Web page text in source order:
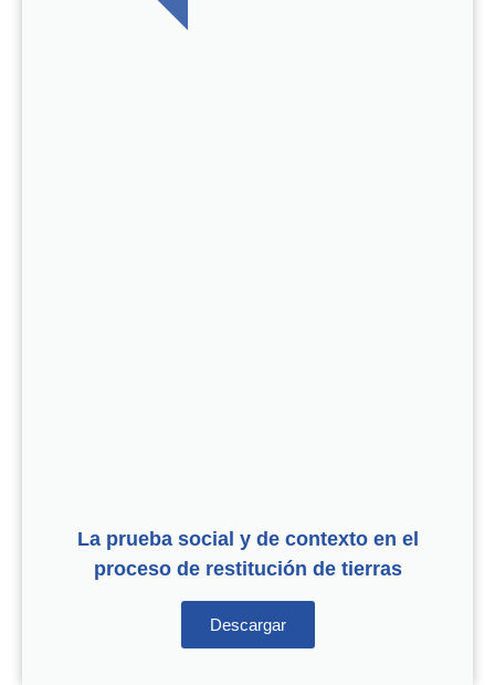
La prueba social y de contexto en el
proceso de restitución de tierras
Descargar